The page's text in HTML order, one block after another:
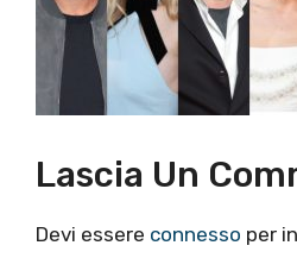
Lascia Un
Devi essere connesso per